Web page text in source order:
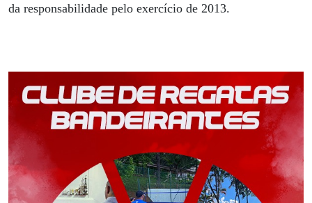
da responsabilidade pelo exercício de 2013.